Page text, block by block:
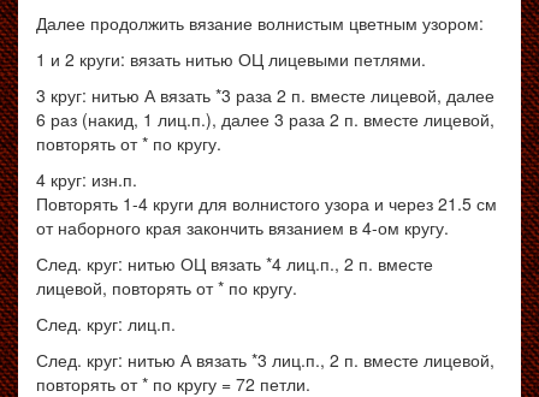
Далее продолжить вязание волнистым цветным узором:
1 и 2 круги: вязать нитью ОЦ лицевыми петлями.
3 круг: нитью А вязать *3 раза 2 п. вместе лицевой, далее
6 раз (накид, 1 лиц.п.), далее 3 раза 2 п. вместе лицевой,
повторять от * по кругу.
4 круг: изн.п.
Повторять 1-4 круги для волнистого узора и через 21.5 см
от наборного края закончить вязанием в 4-ом кругу.
След. круг: нитью ОЦ вязать *4 лиц.п., 2 п. вместе
лицевой, повторять от * по кругу.
След. круг: лиц.п.
След. круг: нитью А вязать *3 лиц.п., 2 п. вместе лицевой,
повторять от * по кругу = 72 петли.